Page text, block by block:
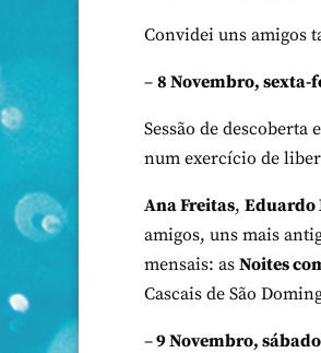
Convidei uns amigos
– 8 Novembro, sexta-
Sessão de
num exercício de
Ana Freitas, Eduardo
amigos, uns mais
mensais: as Noites
Cascais de São
–9 Novembro,